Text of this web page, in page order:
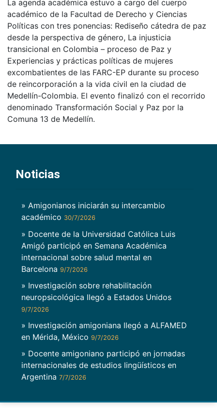
La agenda académica estuvo a cargo del cuerpo
académico de la Facultad de Derecho y Ciencias
Políticas con tres ponencias: Rediseño cátedra de paz
desde la perspectiva de género, La injusticia
transicional en Colombia – proceso de Paz y
Experiencias y prácticas políticas de mujeres
excombatientes de las FARC-EP durante su proceso
de reincorporación a la vida civil en la ciudad de
Medellín-Colombia. El evento finalizó con el recorrido
denominado Transformación Social y Paz por la
Comuna 13 de Medellín.
Noticias
» Amigonianos iniciarán su intercambio
académico 30/7/2026
» Docente de la Universidad Católica Luis
Amigó participó en Semana Académica
internacional sobre salud mental en
Barcelona 9/7/2026
» Investigación sobre rehabilitación
neuropsicológica llegó a Estados Unidos
9/7/2026
» Investigación amigoniana llegó a ALFAMED
en Mérida, México 9/7/2026
» Docente amigoniano participó en jornadas
internacionales de estudios lingüísticos en
Argentina 7/7/2026